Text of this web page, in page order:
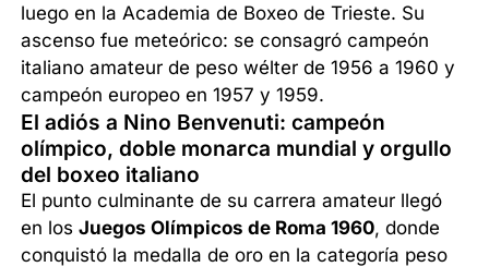
luego en la Academia de Boxeo de Trieste. Su
ascenso fue meteórico: se consagró campeón
italiano amateur de peso wélter de 1956 a 1960 y
campeón europeo en 1957 y 1959.
El adiós a Nino Benvenuti: campeón
olímpico, doble monarca mundial y orgullo
del boxeo italiano
El punto culminante de su carrera amateur llegó
en losJuegos Olímpicos de Roma 1960, donde
conquistó la medalla de oro en la categoría peso